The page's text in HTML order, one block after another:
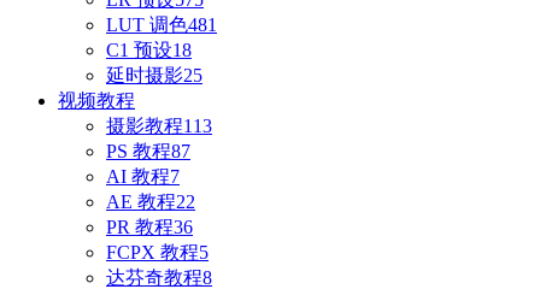
LUT 调色481
C1 预设18
延时摄影25
视频教程
摄影教程113
PS 教程87
AI 教程7
AE 教程22
PR 教程36
FCPX 教程5
达芬奇教程8